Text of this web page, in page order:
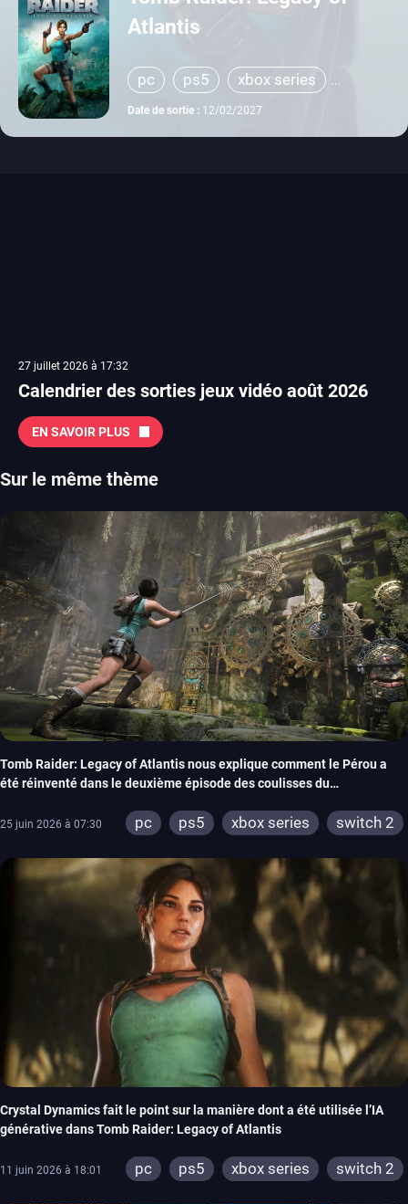
Atlantis
pc ps5
xbox series
switch 2
Date de sortie : 12/02/2027
27 juillet 2026 à 17:32
Calendrier des sorties jeux vidéo août 2026
EN SAVOIR PLUS
Sur le même thème
Tomb Raider: Legacy of Atlantis nous explique comment le Pérou a
été réinventé dans le deuxième épisode des coulisses du
25 juin 2026 à 07:30 pc ps5 xbox series switch 2
Crystal Dynamics fait le point sur la manière dont a été utilisée l’IA
générative dans Tomb Raider: Legacy of Atlantis
11 juin 2026 à 18:01 pc ps5 xbox series switch 2